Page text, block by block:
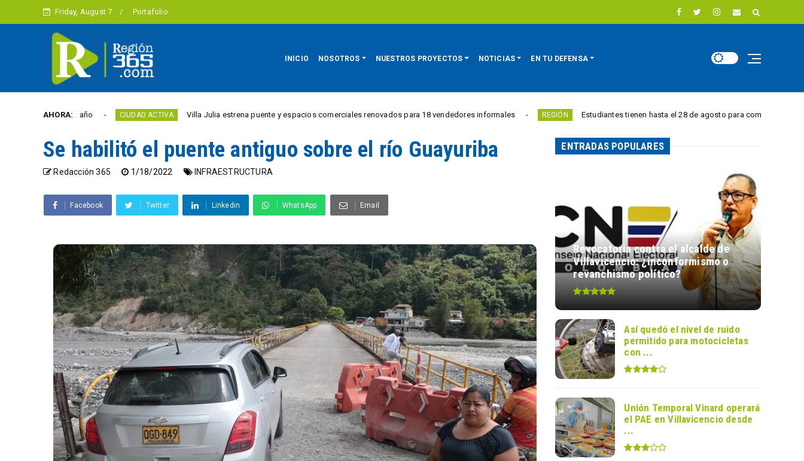
Friday, August 7 Portafolio
INICIO NOSOTROS NUESTROS PROYECTOS NOTICIAS EN TU DEFENSA
AHORA:
este año CIUDAD ACTIVA Villa Julia estrena puente y espacios comerciales renovados para 18 vendedores informales REGIÓN Estudiantes tienen hasta el 28 de agosto para competir por 10.000 euros
Se habilitó el puente antiguo sobre el río Guayuriba
Redacción 365 1/18/2022 INFRAESTRUCTURA
Facebook Twitter Linkedin WhatsApp Email
ENTRADAS POPULARES
Revocatoria contra el alcalde de
Villavicencio: ¿inconformismo o
revanchismo político?
Así quedó el nivel de ruido
permitido para motocicletas
con ...
Unión Temporal Vinard operará
el PAE en Villavicencio desde
...